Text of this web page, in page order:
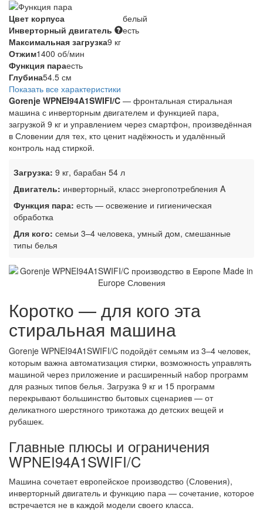
Цвет корпуса
белый
Инверторный двигатель
есть
Максимальная загрузка9 кг
Отжим1400 об/мин
Функция параесть
Глубина54.5 см
Показать все характеристики
Gorenje WPNEI94A1SWIFI/C — фронтальная стиральная
машина с инверторным двигателем и функцией пара,
загрузкой 9 кг и управлением через смартфон, произведённая
в Словении для тех, кто ценит надёжность и удалённый
контроль над стиркой.
Загрузка: 9 кг, барабан 54 л
Двигатель: инверторный, класс энергопотребления A
Функция пара: есть — освежение и гигиеническая
обработка
Для кого: семьи 3–4 человека, умный дом, смешанные
типы белья
Коротко — для кого эта
стиральная машина
Gorenje WPNEI94A1SWIFI/C подойдёт семьям из 3–4 человек,
которым важна автоматизация стирки, возможность управлять
машиной через приложение и расширенный набор программ
для разных типов белья. Загрузка 9 кг и 15 программ
перекрывают большинство бытовых сценариев — от
деликатного шерстяного трикотажа до детских вещей и
рубашек.
Главные плюсы и ограничения
WPNEI94A1SWIFI/C
Машина сочетает европейское производство (Словения),
инверторный двигатель и функцию пара — сочетание, которое
встречается не в каждой модели своего класса.